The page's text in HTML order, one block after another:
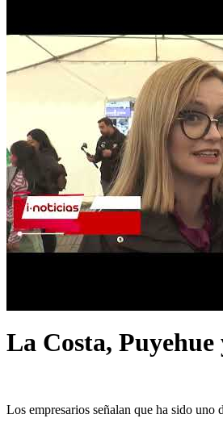
La Costa,
Los empresarios señalan que ha sido uno